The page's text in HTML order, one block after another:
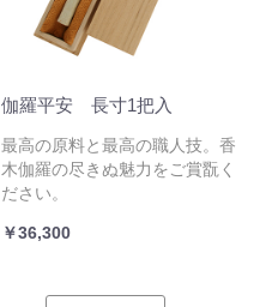
伽羅平安 長寸1把入
最高の原料と最高の職人技。香
木伽羅の尽きぬ魅力をご賞翫く
ださい。
￥36,300